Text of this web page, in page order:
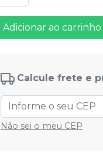
Adicionar ao carrinho
Calcule frete e
Não sei o meu CEP